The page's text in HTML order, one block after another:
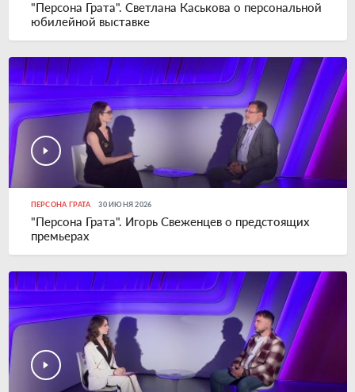
"Персона Грата". Светлана Каськова о персональной
юбилейной выставке
ПЕРСОНА ГРАТА 30 ИЮНЯ 2026
"Персона Грата". Игорь Свеженцев о предстоящих
премьерах